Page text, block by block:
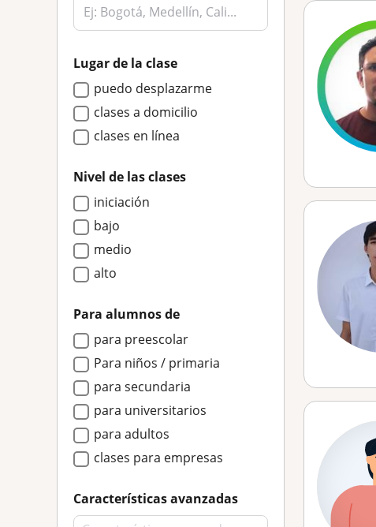
Lugar de la clase
puedo desplazarme
clases a domicilio
clases en línea
Nivel de las clases
iniciación
bajo
medio
alto
Para alumnos de
para preescolar
Para niños / primaria
para secundaria
para universitarios
para adultos
clases para empresas
Características avanzadas